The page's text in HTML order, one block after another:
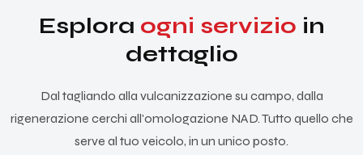
Esplora ogni servizio in
dettaglio
Dal tagliando alla vulcanizzazione su campo, dalla
rigenerazione cerchi all'omologazione NAD. Tutto quello che
serve al tuo veicolo, in un unico posto.